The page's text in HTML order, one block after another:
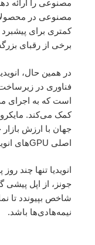
مصنوعی را ارائه
مصنوعی در
کمتری برای
برخی از رقبای
در همین حال،
فناوری در
کمک می‌کند.
اصلی GPUهای انویدیا است.
انویدیا تنها چند
جونز، از اپل پیشی
شاخص بپیوندد تا
نیمه‌هادی‌ها باشد.